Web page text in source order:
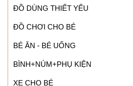
ĐỒ DÙNG THIẾT YẾU
ĐỒ CHƠI CHO BÉ
BÉ ĂN - BÉ UỐNG
BÌNH+NÚM+PHỤ KIỆN
XE CHO BÉ